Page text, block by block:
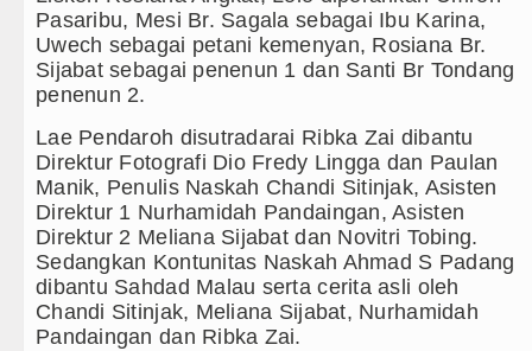
Pasaribu, Mesi Br. Sagala sebagai Ibu Karina,
Uwech sebagai petani kemenyan, Rosiana Br.
Sijabat sebagai penenun 1 dan Santi Br Tondang
penenun 2.
Lae Pendaroh disutradarai Ribka Zai dibantu
Direktur Fotografi Dio Fredy Lingga dan Paulan
Manik, Penulis Naskah Chandi Sitinjak, Asisten
Direktur 1 Nurhamidah Pandaingan, Asisten
Direktur 2 Meliana Sijabat dan Novitri Tobing.
Sedangkan Kontunitas Naskah Ahmad S Padang
dibantu Sahdad Malau serta cerita asli oleh
Chandi Sitinjak, Meliana Sijabat, Nurhamidah
Pandaingan dan Ribka Zai.